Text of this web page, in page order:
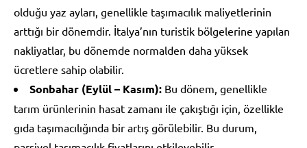
olduğu yaz ayları, genellikle taşımacılık maliyetlerinin
arttığı bir dönemdir. İtalya’nın turistik bölgelerine yapılan
nakliyatlar, bu dönemde normalden daha yüksek
ücretlere sahip olabilir.
Sonbahar (Eylül – Kasım): Bu dönem, genellikle
tarım ürünlerinin hasat zamanı ile çakıştığı için, özellikle
gıda taşımacılığında bir artış görülebilir. Bu durum,